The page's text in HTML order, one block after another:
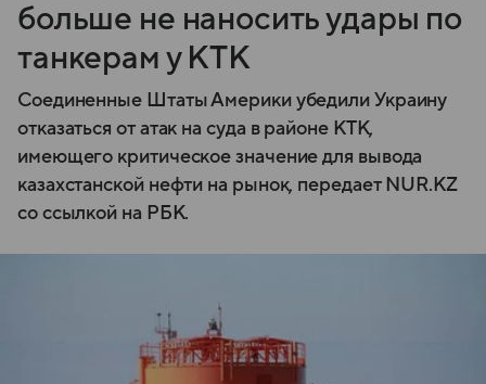
больше не наносить удары по
танкерам у КТК
Соединенные Штаты Америки убедили Украину
отказаться от атак на суда в районе КТК,
имеющего критическое значение для вывода
казахстанской нефти на рынок, передает NUR.KZ
со ссылкой на РБК.